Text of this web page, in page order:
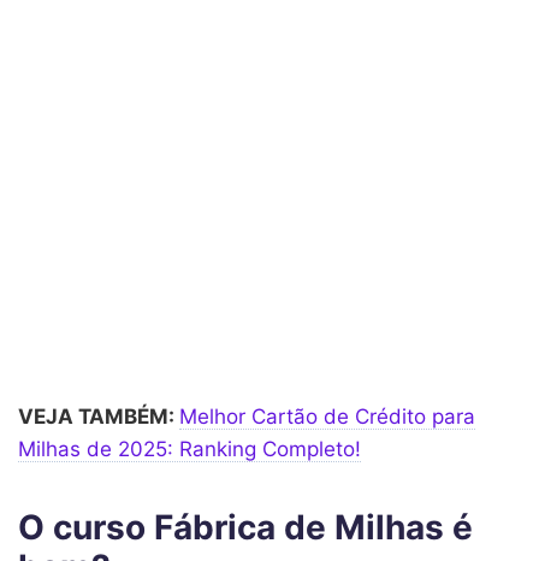
VEJA TAMBÉM: Melhor Cartão de Crédito para
Milhas de 2025: Ranking Completo!
O curso Fábrica de Milhas é